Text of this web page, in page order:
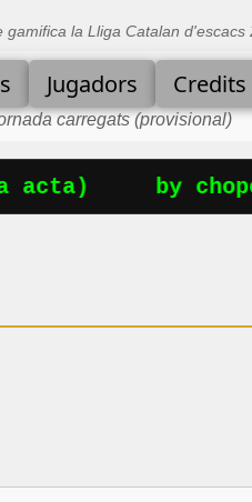
gamifica la Lliga Catalan d'escacs
Jugadors Credits
carregats (provisional)
by